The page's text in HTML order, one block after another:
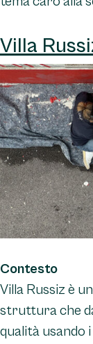
Villa
Contesto
Villa Russiz è
struttura che
qualità usando